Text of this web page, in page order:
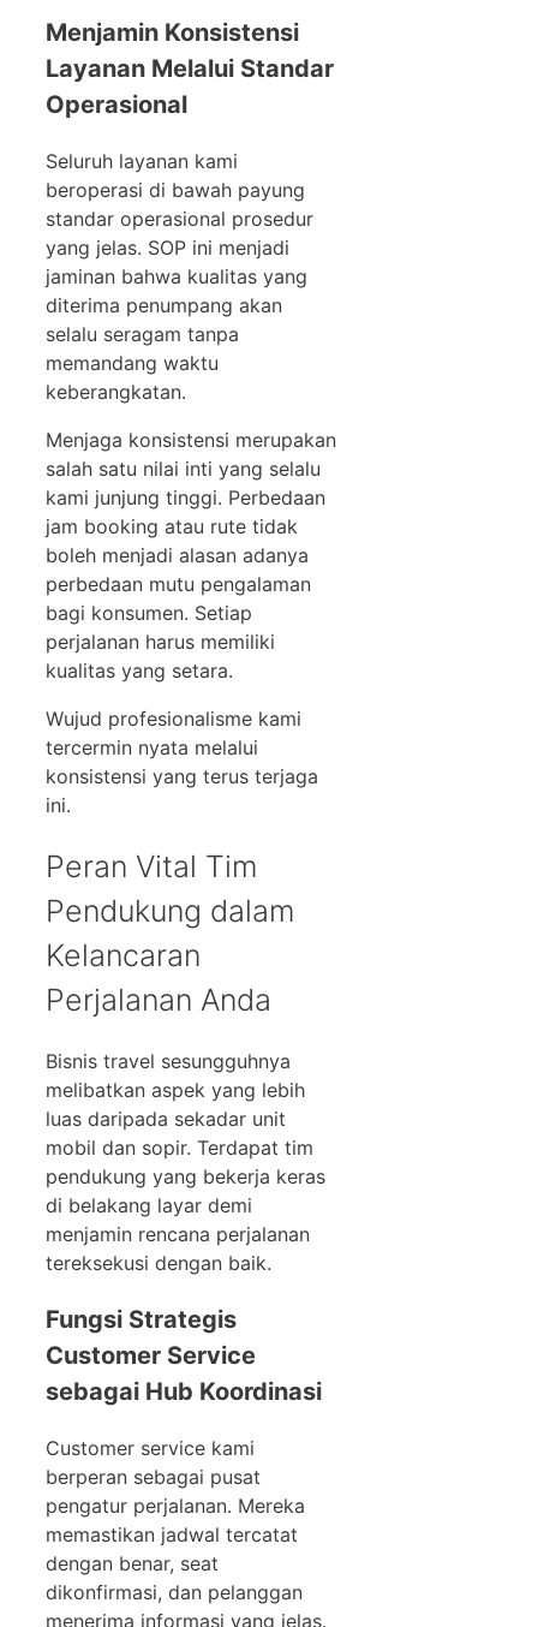
Menjamin Konsistensi
Layanan Melalui Standar
Operasional
Seluruh layanan kami
beroperasi di bawah payung
standar operasional prosedur
yang jelas. SOP ini menjadi
jaminan bahwa kualitas yang
diterima penumpang akan
selalu seragam tanpa
memandang waktu
keberangkatan.
Menjaga konsistensi merupakan
salah satu nilai inti yang selalu
kami junjung tinggi. Perbedaan
jam booking atau rute tidak
boleh menjadi alasan adanya
perbedaan mutu pengalaman
bagi konsumen. Setiap
perjalanan harus memiliki
kualitas yang setara.
Wujud profesionalisme kami
tercermin nyata melalui
konsistensi yang terus terjaga
ini.
Peran Vital Tim
Pendukung dalam
Kelancaran
Perjalanan Anda
Bisnis travel sesungguhnya
melibatkan aspek yang lebih
luas daripada sekadar unit
mobil dan sopir. Terdapat tim
pendukung yang bekerja keras
di belakang layar demi
menjamin rencana perjalanan
tereksekusi dengan baik.
Fungsi Strategis
Customer Service
sebagai Hub Koordinasi
Customer service kami
berperan sebagai pusat
pengatur perjalanan. Mereka
memastikan jadwal tercatat
dengan benar, seat
dikonfirmasi, dan pelanggan
menerima informasi yang jelas.